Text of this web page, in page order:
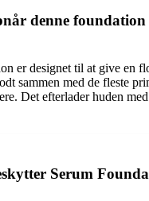
denne foundation
er designet til at give en
sammen med de fleste
Det efterlader huden
Serum